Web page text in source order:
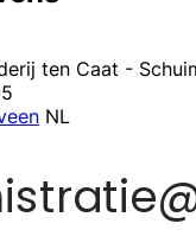
ten Caat -
NL